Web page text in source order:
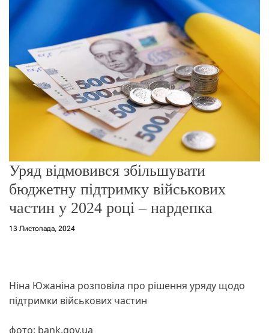
р
е
у
Уряд відмовився збільшувати
бюджетну підтримку військових
частин у 2024 році – нардепка
13 Листопада, 2024
Ніна Южаніна розповіла про рішення уряду щодо
підтримки військових частин
фото: bank.gov.ua